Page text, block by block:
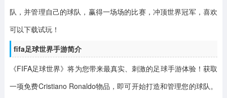
队，并管理自己的球队，赢得一场场的比赛，冲顶世界冠军，喜欢
可以下载试玩！
fifa足球世界手游简介
《FIFA足球世界》将为您带来最真实、刺激的足球手游体验！获取
一项免费Cristiano Ronaldo物品，即可开始打造和管理您的球队。